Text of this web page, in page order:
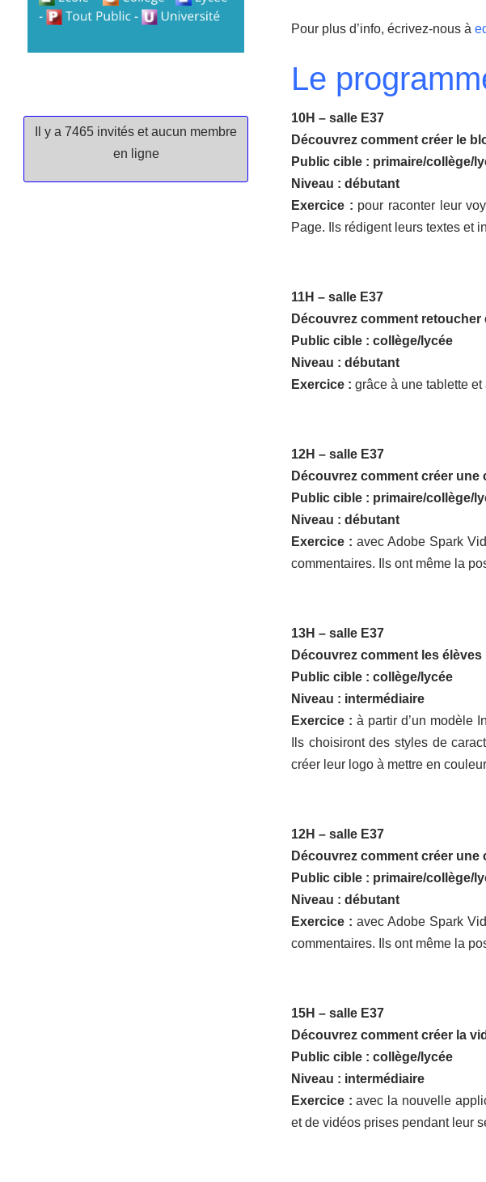
Il y a 7465 invités et aucun membre
en ligne
Pour plus d’info, écrivez-nous à
Le
10H – salle E37
Découvrez comment créer le
Public cible : primaire/collège/
Niveau : débutant
Exercice : pour raconter leur
Page. Ils rédigent leurs textes et
11H – salle E37
Découvrez comment
Public cible : collège/lycée
Niveau : débutant
Exercice : grâce à une tablette
12H – salle E37
Découvrez comment créer
Public cible : primaire/collège/
Niveau : débutant
Exercice : avec Adobe Spark
commentaires. Ils ont même la
13H – salle E37
Découvrez comment les
Public cible : collège/lycée
Niveau : intermédiaire
Exercice : à partir d’un modèle
Ils choisiront des styles de
créer leur logo à mettre en
12H – salle E37
Découvrez comment créer
Public cible : primaire/collège/
Niveau : débutant
Exercice : avec Adobe Spark
commentaires. Ils ont même la
15H – salle E37
Découvrez comment créer la
Public cible : collège/lycée
Niveau : intermédiaire
Exercice : avec la nouvelle
et de vidéos prises pendant leur